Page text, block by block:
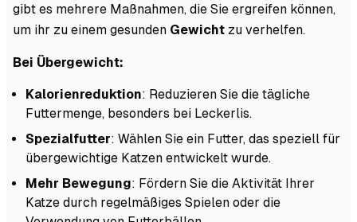
gibt es mehrere Maßnahmen, die Sie ergreifen können,
um ihr zu einem gesunden Gewicht zu verhelfen.
Bei Übergewicht:
Kalorienreduktion: Reduzieren Sie die tägliche
Futtermenge, besonders bei Leckerlis.
Spezialfutter: Wählen Sie ein Futter, das speziell für
übergewichtige Katzen entwickelt wurde.
Mehr Bewegung: Fördern Sie die Aktivität Ihrer
Katze durch regelmäßiges Spielen oder die